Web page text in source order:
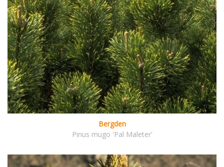
Bergden
Pinus mugo 'Pal Maleter'